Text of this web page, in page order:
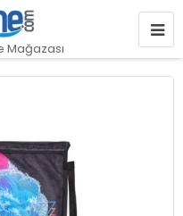
Mağazası